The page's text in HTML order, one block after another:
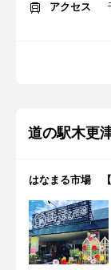
アクセス
道の駅木更
はなまる市場 【